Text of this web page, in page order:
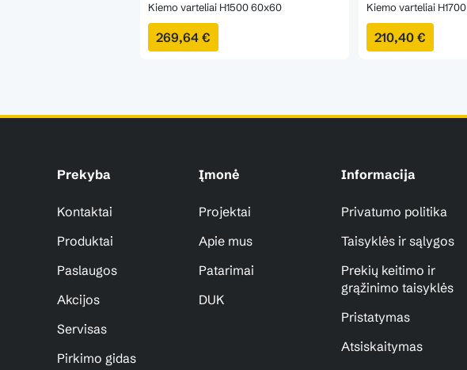
Kiemo varteliai H1500 60x60
269,64 €
Kiemo varteliai H1700
210,40 €
Prekyba
Kontaktai
Produktai
Paslaugos
Akcijos
Servisas
Pirkimo gidas
Įmonė
Projektai
Apie mus
Patarimai
DUK
Informacija
Privatumo politika
Taisyklės ir sąlygos
Prekių keitimo ir
grąžinimo taisyklės
Pristatymas
Atsiskaitymas